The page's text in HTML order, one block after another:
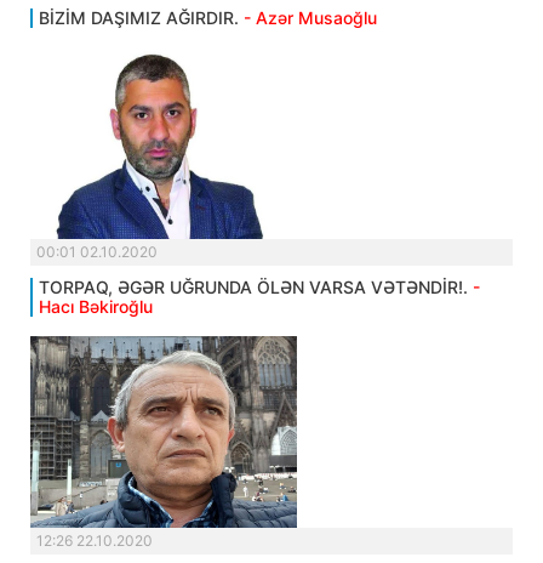
BİZİM DAŞIMIZ AĞIRDIR. - Azər Musaoğlu
00:01 02.10.2020
TORPAQ, ƏGƏR UĞRUNDA ÖLƏN VARSA VƏTƏNDİR!. -
Hacı Bəkiroğlu
12:26 22.10.2020